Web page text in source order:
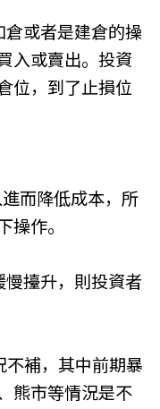
倉或者是建倉的操
入或賣出。投資
位，到了止損位
進而降低成本，所
操作。
慢擡升，則投資者
不補，其中前期暴
熊市等情況是不